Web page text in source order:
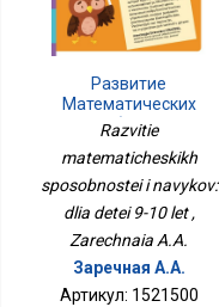
Развитие
Математических
Способностей И
10 Лет
Razvitie
matematicheskikh
sposobnostei i navykov:
dlia detei 9-10 let ,
Zarechnaia A.A.
Заречная А.А.
Артикул: 1521500